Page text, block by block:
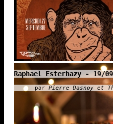
Raphael Esterhazy - 19/
par Pierre Dasnoy et